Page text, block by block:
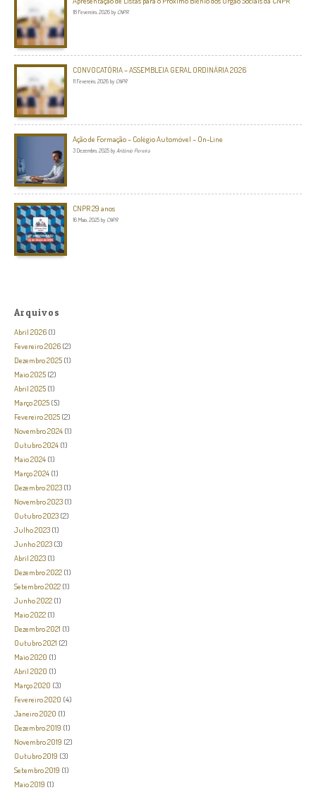
18 Fevereiro, 2026 by CNPR
CONVOCATÓRIA – ASSEMBLEIA GERAL ORDINÁRIA 2026
11 Fevereiro, 2026 by CNPR
Ação de Formação – Colégio Automóvel – On-Line
3 Dezembro, 2025 by António Pereira
CNPR 29 anos
16 Maio, 2025 by CNPR
Arquivos
Abril 2026 (1)
Fevereiro 2026 (2)
Dezembro 2025 (1)
Maio 2025 (2)
Abril 2025 (1)
Março 2025 (5)
Fevereiro 2025 (2)
Novembro 2024 (1)
Outubro 2024 (1)
Maio 2024 (1)
Março 2024 (1)
Dezembro 2023 (1)
Novembro 2023 (1)
Outubro 2023 (2)
Julho 2023 (1)
Junho 2023 (3)
Abril 2023 (1)
Dezembro 2022 (1)
Setembro 2022 (1)
Junho 2022 (1)
Maio 2022 (1)
Dezembro 2021 (1)
Outubro 2021 (2)
Maio 2020 (1)
Abril 2020 (1)
Março 2020 (3)
Fevereiro 2020 (4)
Janeiro 2020 (1)
Dezembro 2019 (1)
Novembro 2019 (2)
Outubro 2019 (3)
Setembro 2019 (1)
Maio 2019 (1)